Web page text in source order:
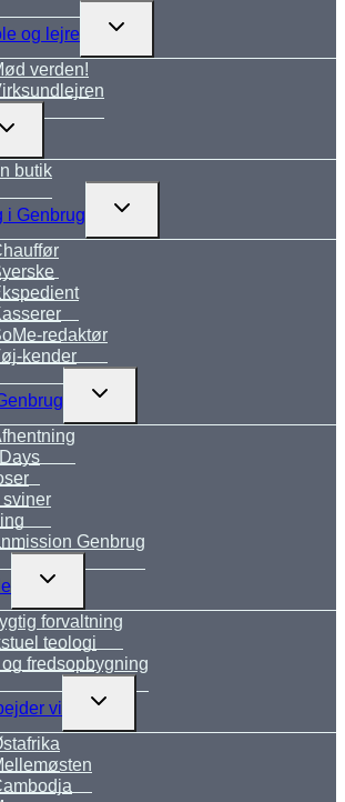
og lejre
Skift
verden!
Skift
butik
i Genbrug
Skift
redaktør
kender
Skift
sviner
Genbrug
Skift
forvaltning
teologi
fredsopbygning
vi
Skift